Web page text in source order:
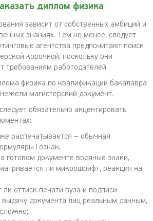
диплом физика
зависит от собственных амбиций и
знаниях. Тем не менее, следует
агентства предпочитают поиск
корочкой, поскольку они
требованиям работодателей.
физика по квалификации бакалавра
магистерский документ.
обязательно акцентировать
распечатывается – обычная
Гознак;
готовом документе водяные знаки,
ли микрошрифт, реакция на
ли оттиск печати вуза и подписи
выдачу документа лиц реальным данным,